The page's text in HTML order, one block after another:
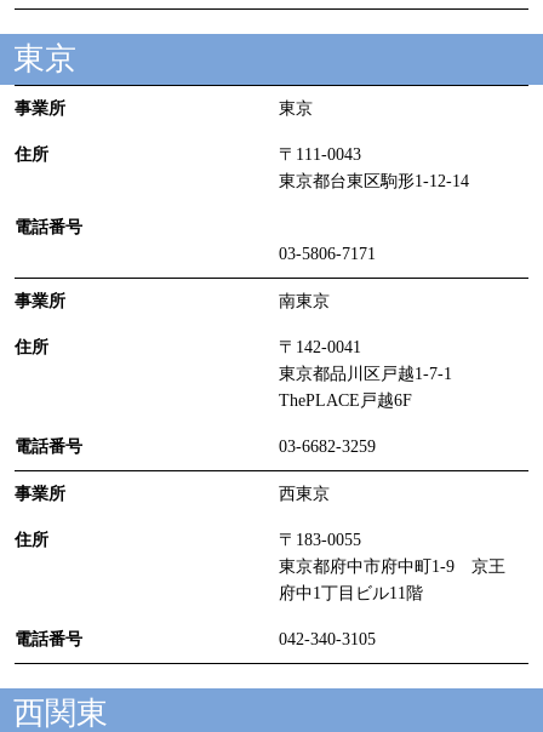
東京
東京
〒111-0043
東京都台東区駒形1-12-14
03-5806-7171
南東京
〒142-0041
東京都品川区戸越1-7-1
ThePLACE戸越6F
03-6682-3259
西東京
〒183-0055
東京都府中市府中町1-9 京王
府中1丁目ビル11階
042-340-3105
西関東